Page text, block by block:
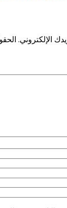
الإلكتروني.